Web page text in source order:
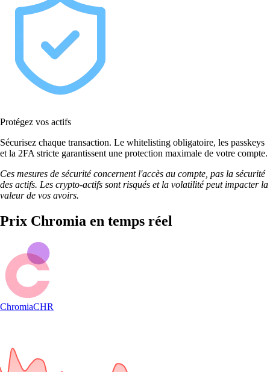
Protégez vos actifs
Sécurisez chaque transaction. Le whitelisting obligatoire, les passkeys
et la 2FA stricte garantissent une protection maximale de votre compte.
Ces mesures de sécurité concernent l'accès au compte, pas la sécurité
des actifs. Les crypto-actifs sont risqués et la volatilité peut impacter la
valeur de vos avoirs.
Prix Chromia en temps réel
ChromiaCHR